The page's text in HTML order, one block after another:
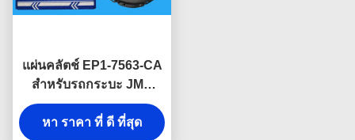
แผ่นคลัตช์ EP1-7563-CA
สำหรับรถกระบะ JMC
Baodian Euro IV
หา ราคา ที่ ดี ที่สุด